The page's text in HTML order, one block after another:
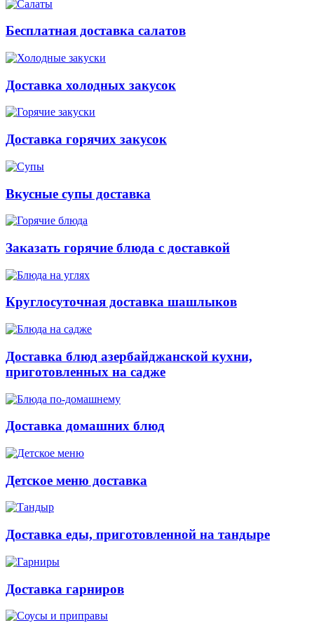
Бесплатная доставка салатов
Доставка холодных закусок
Доставка горячих закусок
Вкусные супы доставка
Заказать горячие блюда с доставкой
Круглосуточная доставка шашлыков
Доставка блюд азербайджанской кухни,
приготовленных на садже
Доставка домашних блюд
Детское меню доставка
Доставка еды, приготовленной на тандыре
Доставка гарниров